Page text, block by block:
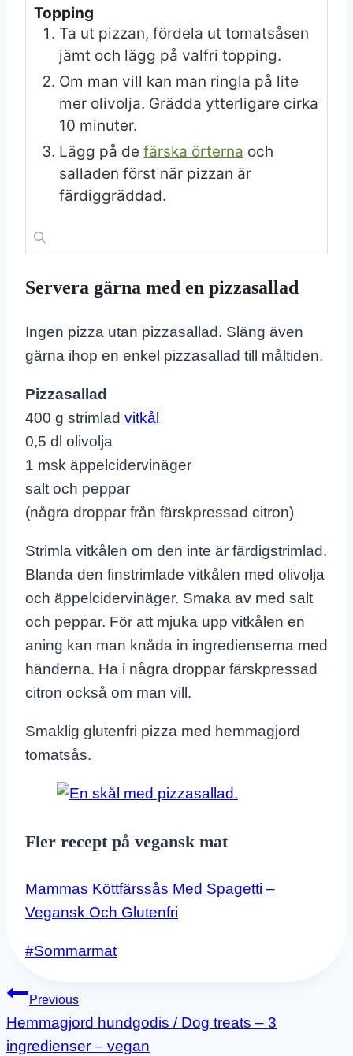
Topping
Ta ut pizzan, fördela ut tomatsåsen
jämt och lägg på valfri topping.
Om man vill kan man ringla på lite
mer olivolja. Grädda ytterligare cirka
10 minuter.
Lägg på de färska örterna och
salladen först när pizzan är
färdiggräddad.
Servera gärna med en pizzasallad
Ingen pizza utan pizzasallad. Släng även
gärna ihop en enkel pizzasallad till måltiden.
Pizzasallad
400 g strimlad vitkål
0,5 dl olivolja
1 msk äppelcidervinäger
salt och peppar
(några droppar från färskpressad citron)
Strimla vitkålen om den inte är färdigstrimlad.
Blanda den finstrimlade vitkålen med olivolja
och äppelcidervinäger. Smaka av med salt
och peppar. För att mjuka upp vitkålen en
aning kan man knåda in ingredienserna med
händerna. Ha i några droppar färskpressad
citron också om man vill.
Smaklig glutenfri pizza med hemmagjord
tomatsås.
Fler recept på vegansk mat
Mammas Köttfärssås Med Spagetti –
Vegansk Och Glutenfri
Post
#Sommarmat
Inläggsnavigering
Previous
Hemmagjord hundgodis / Dog treats – 3
ingredienser – vegan